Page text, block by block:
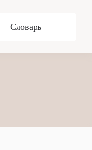
Словарь